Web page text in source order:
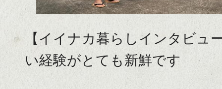
【イイナカ暮らしインタビュ
い経験がとても新鮮です